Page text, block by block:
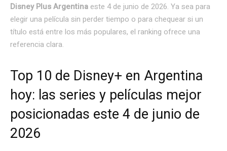
Disney Plus Argentina este 4 de junio de 2026. Ya sea para
elegir una película sin perder tiempo o para chequear si un
título está entre los más populares, el ranking ofrece una
referencia clara.
Top 10 de Disney+ en Argentina
hoy: las series y películas mejor
posicionadas este 4 de junio de
2026